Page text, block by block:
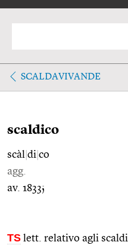
SCALDAVIVANDE
scaldico
scàl di co
agg.
av. 1833;
TS lett. relativo agli scaldi